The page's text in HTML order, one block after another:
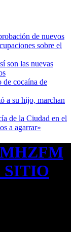
de nuevos
sobre el
son las nuevas
cocaína de
a su hijo, marchan
de la Ciudad en el
a agarrar»
FM
SITIO